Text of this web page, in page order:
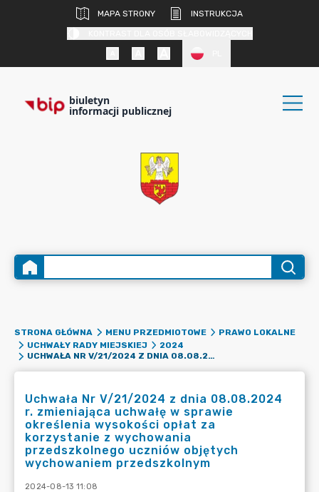
MAPA STRONY
INSTRUKCJA
biuletyn
informacji publicznej
STRONA GŁÓWNA MENU PRZEDMIOTOWE
PRAWO LOKALNE
UCHWAŁY RADY MIEJSKIEJ
2024
UCHWAŁA NR V/21/2024 Z DNIA 08.08.2024 R. ZMIENIAJĄCA UCHWAŁĘ W SPRAWIE OKREŚLENIA WYSOKOŚCI OPŁAT ZA KORZYSTANIE Z WYCHOWANIA PRZEDSZKOLNEGO UCZNIÓW OBJĘTYCH WYCHOWANIEM PRZEDSZKOLNYM
Uchwała Nr V/21/2024 z dnia 08.08.2024
r. zmieniająca uchwałę w sprawie
określenia wysokości opłat za
korzystanie z wychowania
przedszkolnego uczniów objętych
wychowaniem przedszkolnym
2024-08-13 11:08